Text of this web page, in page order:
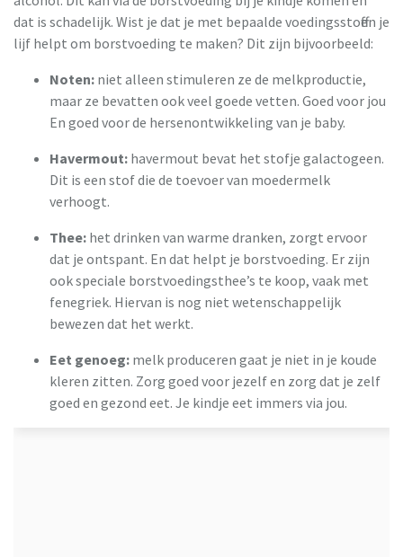
dat is schadelijk. Wist je dat je met bepaalde voedingsstoffen je
lijf helpt om borstvoeding te maken? Dit zijn bijvoorbeeld:
Noten: niet alleen stimuleren ze de melkproductie,
maar ze bevatten ook veel goede vetten. Goed voor jou
En goed voor de hersenontwikkeling van je baby.
Havermout: havermout bevat het stofje galactogeen.
Dit is een stof die de toevoer van moedermelk
verhoogt.
Thee: het drinken van warme dranken, zorgt ervoor
dat je ontspant. En dat helpt je borstvoeding. Er zijn
ook speciale borstvoedingsthee’s te koop, vaak met
fenegriek. Hiervan is nog niet wetenschappelijk
bewezen dat het werkt.
Eet genoeg: melk produceren gaat je niet in je koude
kleren zitten. Zorg goed voor jezelf en zorg dat je zelf
goed en gezond eet. Je kindje eet immers via jou.